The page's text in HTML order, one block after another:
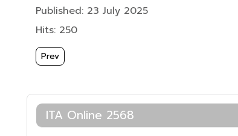
Published: 23 July 2025
Hits: 250
Previous article: 👉O3:ข้อมูลติดต่อ
Prev
ITA Online 2568